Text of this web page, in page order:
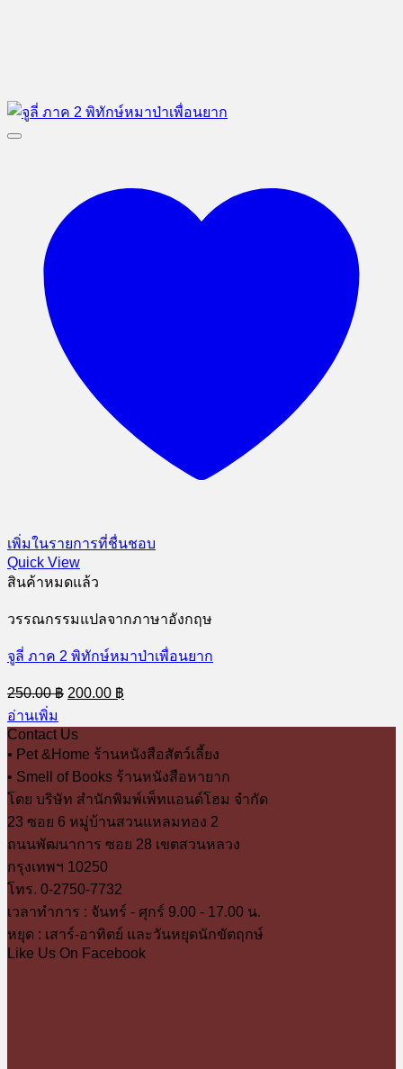
เพิ่มในรายการที่ชื่นชอบ
Quick View
สินค้าหมดแล้ว
วรรณกรรมแปลจากภาษาอังกฤษ
จูลี่ ภาค 2 พิทักษ์หมาป่าเพื่อนยาก
250.00฿ Original
price
250.00 ฿.
200.00 ฿
price
อ่านเพิ่ม
Contact Us
• Pet &Home ร้านหนังสือสัตว์เลี้ยง
• Smell of Books ร้านหนังสือหายาก
โดย บริษัท สำนักพิมพ์เพ็ทแอนด์โฮม จำกัด
23 ซอย 6 หมู่บ้านสวนแหลมทอง 2
ถนนพัฒนาการ ซอย 28 เขตสวนหลวง
กรุงเทพฯ 10250
โทร. 0-2750-7732
เวลาทำการ : จันทร์ - ศุกร์ 9.00 - 17.00 น.
หยุด : เสาร์-อาทิตย์ และวันหยุดนักขัตฤกษ์
Like Us On Facebook